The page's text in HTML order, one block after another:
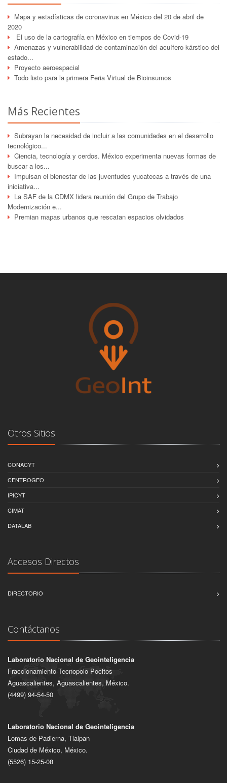
Mapa y estadísticas de coronavirus en México del 20 de abril de
2020
El uso de la cartografía en México en tiempos de Covid-19
Amenazas y vulnerabilidad de contaminación del acuífero kárstico del
estado...
Proyecto aeroespacial
Todo listo para la primera Feria Virtual de Bioinsumos
Más Recientes
Subrayan la necesidad de incluir a las comunidades en el desarrollo
tecnológico...
Ciencia, tecnología y cerdos. México experimenta nuevas formas de
buscar a los...
Impulsan el bienestar de las juventudes yucatecas a través de una
iniciativa...
La SAF de la CDMX lidera reunión del Grupo de Trabajo
Modernización e...
Premian mapas urbanos que rescatan espacios olvidados
Otros Sitios
CONACYT
CENTROGEO
IPICYT
CIMAT
DATALAB
Accesos Directos
DIRECTORIO
Contáctanos
Laboratorio Nacional de Geointeligencia
Fraccionamiento Tecnopolo Pocitos
Aguascalientes, Aguascalientes, México.
(4499) 94-54-50
Laboratorio Nacional de Geointeligencia
Lomas de Padierna, Tlalpan
Ciudad de México, México.
(5526) 15-25-08